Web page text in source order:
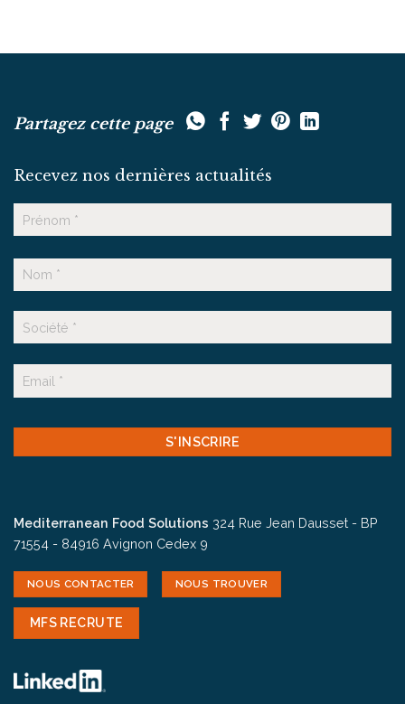
Partagez cette page
Recevez nos dernières actualités
Prénom
Nom
Suffixe
E-
mail
CAPTCHA
Mediterranean Food Solutions 324 Rue Jean Dausset - BP
71554 - 84916 Avignon Cedex 9
NOUS CONTACTER NOUS TROUVER
MFS RECRUTE